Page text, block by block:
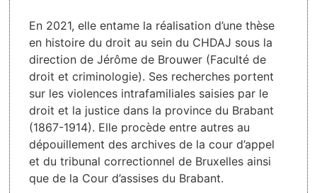
En 2021, elle entame la réalisation d’une thèse
en histoire du droit au sein du CHDAJ sous la
direction de Jérôme de Brouwer (Faculté de
droit et criminologie). Ses recherches portent
sur les violences intrafamiliales saisies par le
droit et la justice dans la province du Brabant
(1867-1914). Elle procède entre autres au
dépouillement des archives de la cour d’appel
et du tribunal correctionnel de Bruxelles ainsi
que de la Cour d’assises du Brabant.